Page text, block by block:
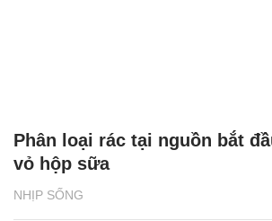
NHỊP SỐNG
Phân loại rác tại nguồn bắt
vỏ hộp sữa